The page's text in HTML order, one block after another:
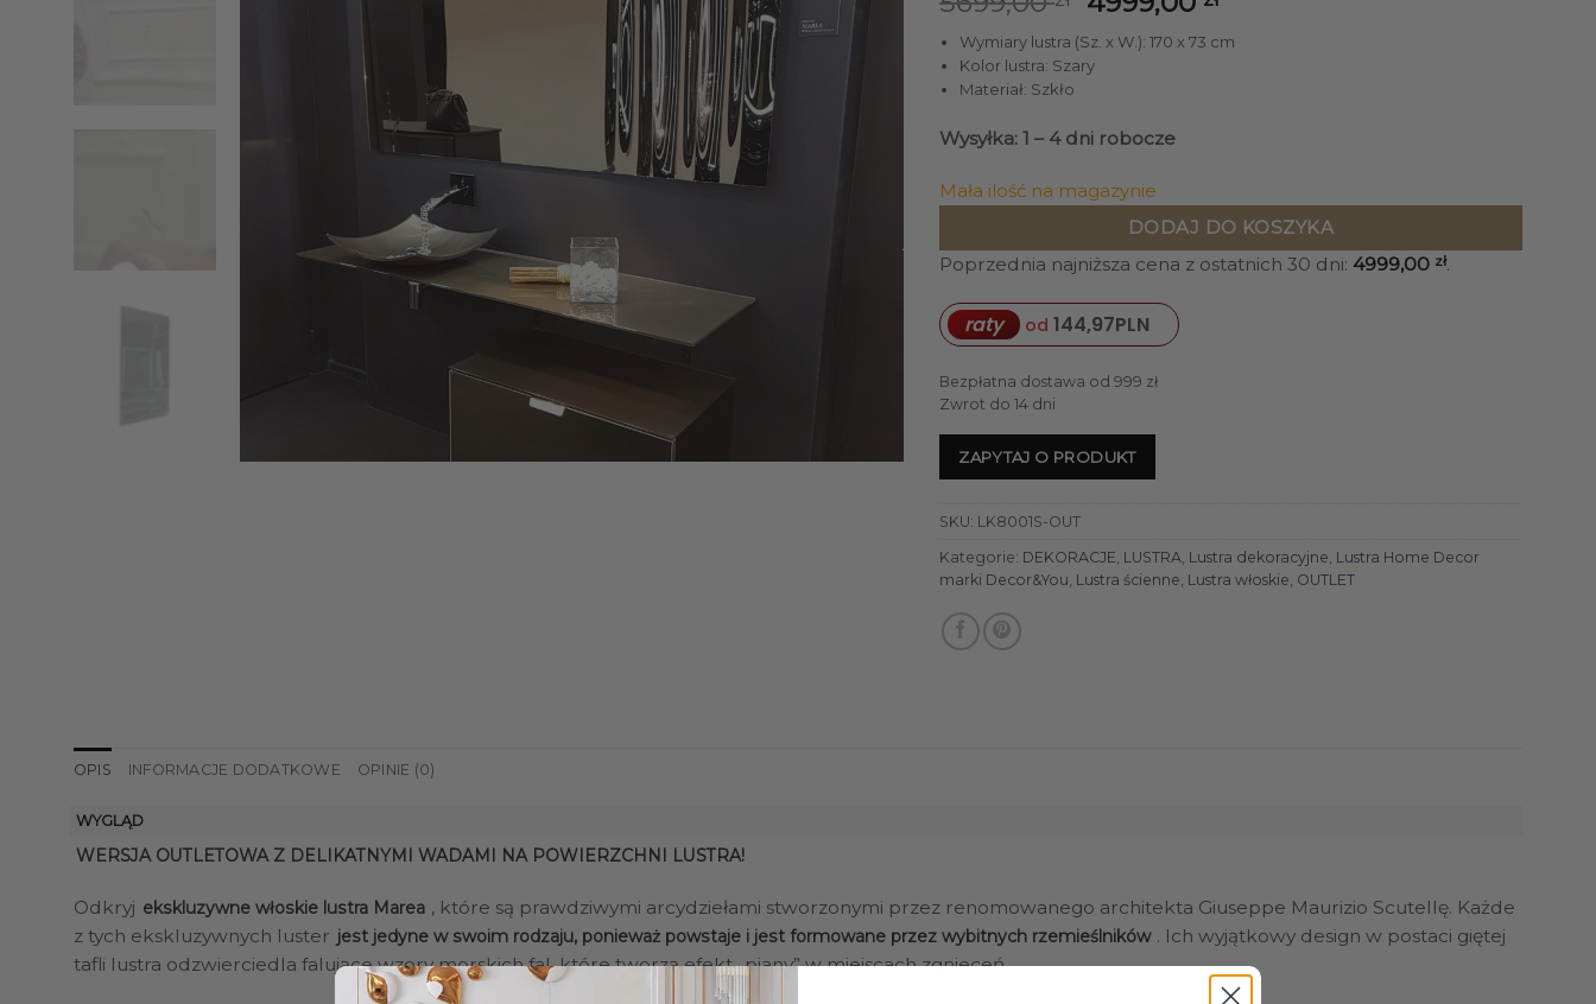
cena
wynosiła:
5699,00 zł.
wynosi:
Wymiary lustra (Sz. x W.): 170 x 73 cm
Kolor lustra: Szary
Materiał: Szkło
Wysyłka: 1 – 4 dni robocze
Mała ilość na magazynie
DODAJ DO KOSZYKA
Poprzednia najniższa cena z ostatnich 30 dni: 4999,00 zł.
raty od 144,97PLN
Bezpłatna dostawa od 999 zł
Zwrot do 14 dni
ZAPYTAJ O PRODUKT
SKU: LK8001S-OUT
Kategorie: DEKORACJE, LUSTRA, Lustra dekoracyjne, Lustra Home Decor
marki Decor&You, Lustra ścienne, Lustra włoskie, OUTLET
OPIS INFORMACJE DODATKOWE OPINIE (0)
WYGLĄD
WERSJA OUTLETOWA Z DELIKATNYMI WADAMI NA POWIERZCHNI LUSTRA!
Odkryj ekskluzywne włoskie lustra Marea , które są prawdziwymi arcydziełami stworzonymi przez renomowanego architekta Giuseppe Maurizio Scutellę. Każde
z tych ekskluzywnych luster jest jedyne w swoim rodzaju, ponieważ powstaje i jest formowane przez wybitnych rzemieślników . Ich wyjątkowy design w postaci giętej
tafli lustra odzwierciedla falujące wzory morskich fal, które tworzą efekt „piany” w miejscach zgnieceń.